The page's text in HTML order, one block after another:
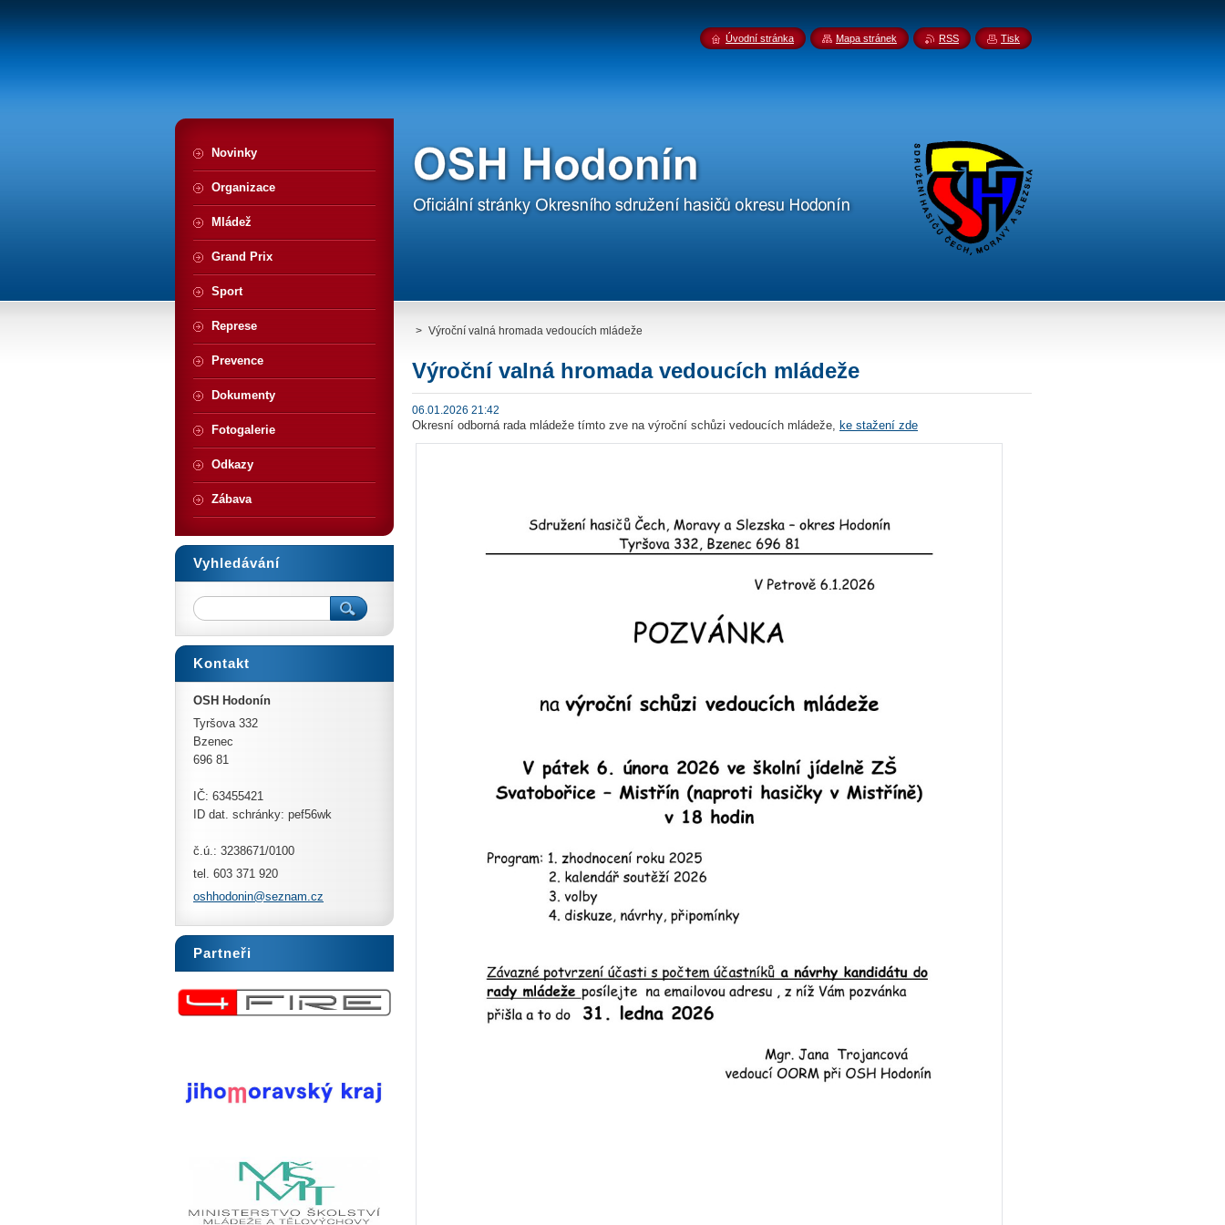
> Výroční valná hromada vedoucích mládeže
Výroční valná hromada vedoucích mládeže
06.01.2026 21:42
Okresní odborná rada mládeže tímto zve na výroční schůzi vedoucích mládeže, ke stažení zde
Novinky
Organizace
Mládež
Grand Prix
Sport
Represe
Prevence
Dokumenty
Fotogalerie
Odkazy
Zábava
Vyhledávání
Kontakt
OSH Hodonín
Tyršova 332
Bzenec
696 81
IČ: 63455421
ID dat. schránky: pef56wk
č.ú.: 3238671/0100
tel. 603 371 920
oshhodonin@seznam.cz
Partneři
Úvodní stránka Mapa stránek RSS Tisk